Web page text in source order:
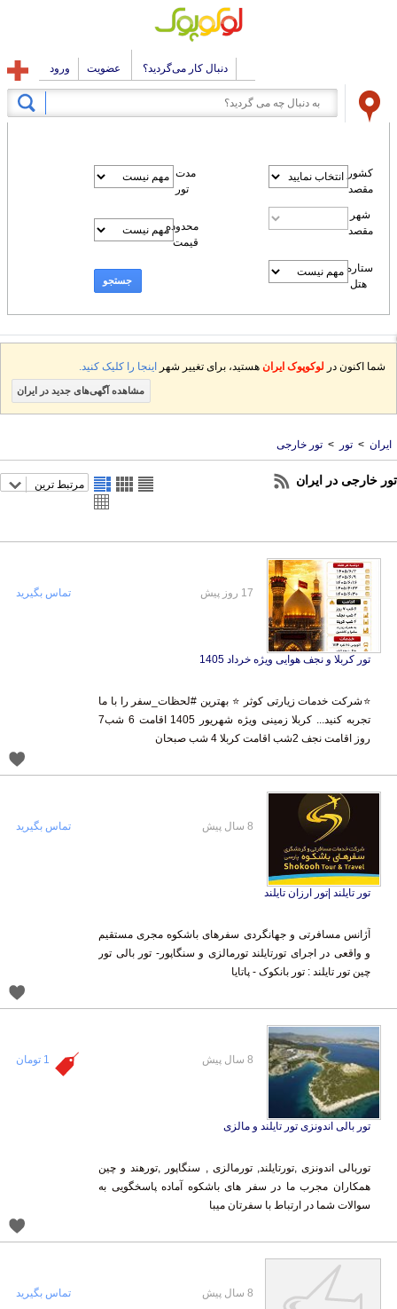
دنبال کار می‌گردید؟ عضویت ورود
کشور
مقصد
شهر
مقصد
ستاره
هتل
مدت
تور
محدوده
قیمت
جستجو
شما اکنون در لوکوپوک ایران هستید، برای تغییر شهر اینجا را کلیک کنید.
مشاهده آگهی‌های جدید در ایران
ایران > تور > تور خارجی
تور خارجی در ایران مرتبط ترین
تور کربلا و نجف هوایی ویژه خرداد 1405
⭐شرکت خدمات زیارتی کوثر ⭐ بهترین #لحظات_سفر را با ما
تجربه کنید... کربلا زمینی ویژه شهریور 1405 اقامت 6 شب7
روز اقامت نجف 2شب اقامت کربلا 4 شب صبحان
17 روز پیش تماس بگیرید
تور تایلند |تور ارزان تایلند
آژانس مسافرتی و جهانگردی سفرهای باشکوه مجری مستقیم
و واقعی در اجرای تورتایلند تورمالزی و سنگاپور- تور بالی تور
چین تور تایلند : تور بانکوک - پاتایا
8 سال پیش تماس بگیرید
تور بالی اندونزی تور تایلند و مالزی
توربالی اندونزی ,تورتایلند, تورمالزی , سنگاپور ,تورهند و چین
همکاران مجرب ما در سفر های باشکوه آماده پاسخگویی به
سوالات شما در ارتباط با سفرتان میبا
8 سال پیش 1 تومان
8 سال پیش تماس بگیرید